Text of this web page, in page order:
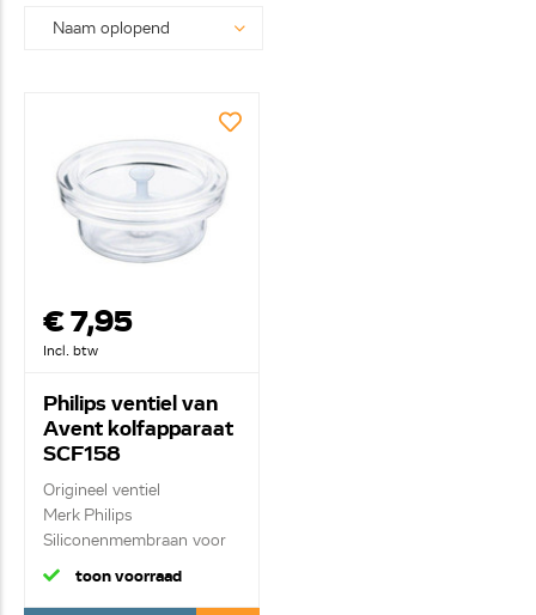
€ 7,95
Incl. btw
Philips ventiel van
Avent kolfapparaat
SCF158
421333440000
Origineel ventiel
Merk Philips
Siliconenmembraan voor
bors...
toon voorraad